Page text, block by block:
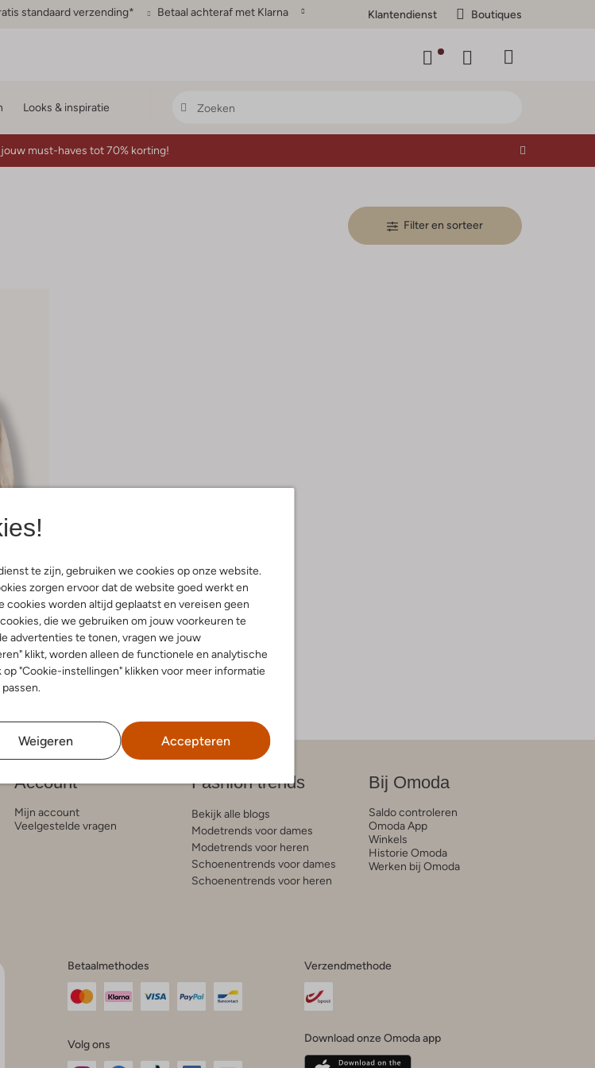
standaard verzending* Betaal achteraf met Klarna Klantendienst Boutiques
te zijn, gebruiken we cookies op onze website.
zorgen ervoor dat de website goed werkt en
cookies worden altijd geplaatst en vereisen geen
die we gebruiken om jouw voorkeuren te
advertenties te tonen, vragen we jouw
klikt, worden alleen de functionele en analytische
"Cookie-instellingen" klikken voor meer informatie
Weigeren Accepteren
Looks & inspiratie
jouw must-haves tot 70% korting!
Filter en sorteer
Account
Mijn account
Veelgestelde vragen
Fashion trends
Bekijk alle blogs
Modetrends voor dames
Modetrends voor heren
Schoenentrends voor dames
Schoenentrends voor heren
Bij Omoda
Saldo controleren
Omoda App
Winkels
Historie Omoda
Werken bij Omoda
Betaalmethodes
Volg ons
Verzendmethode
Download onze Omoda app